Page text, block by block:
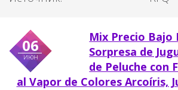
06
июн
Mix Precio Bajo
Sorpresa de
de Peluche con
al Vapor de Colores Arcoíris,